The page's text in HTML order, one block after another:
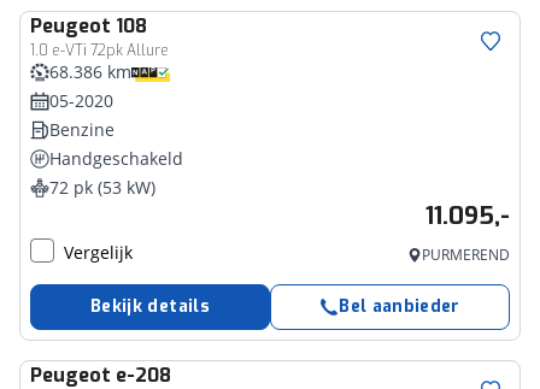
Peugeot 108
1.0 e-VTi 72pk Allure
68.386 km
05-2020
Benzine
Handgeschakeld
72 pk (53 kW)
11.095,-
Vergelijk PURMEREND
Bekijk details Bel aanbieder
Peugeot e-208